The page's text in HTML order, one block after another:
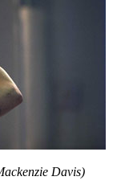
Davis)